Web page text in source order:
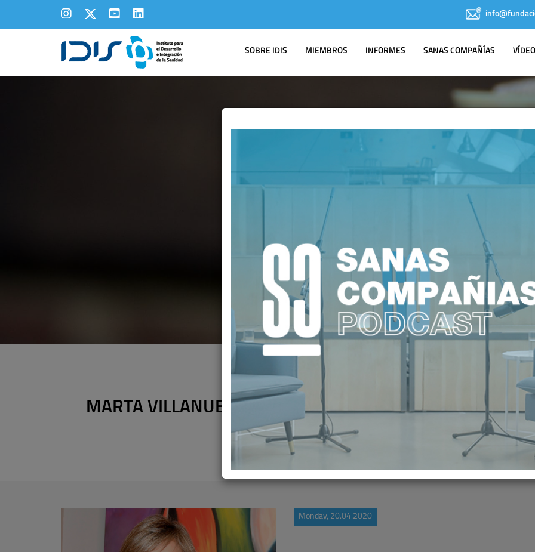
SOBRE IDIS MIEMBROS INFORMES SANAS COMPAÑÍAS
IDIS EN LOS MEDIOS
MARTA VILLANUEVA: "SIN COLABORACIÓN PÚBLICO-
COVID-19 HABRÍA SIDO MÁS
Monday, 20.04.2020